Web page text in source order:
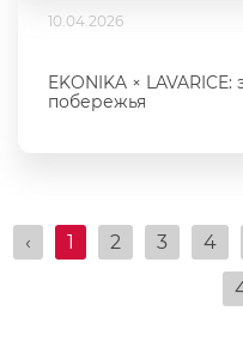
10.04.2026
EKONIKA ×
побережья
‹ 1 2 3 4